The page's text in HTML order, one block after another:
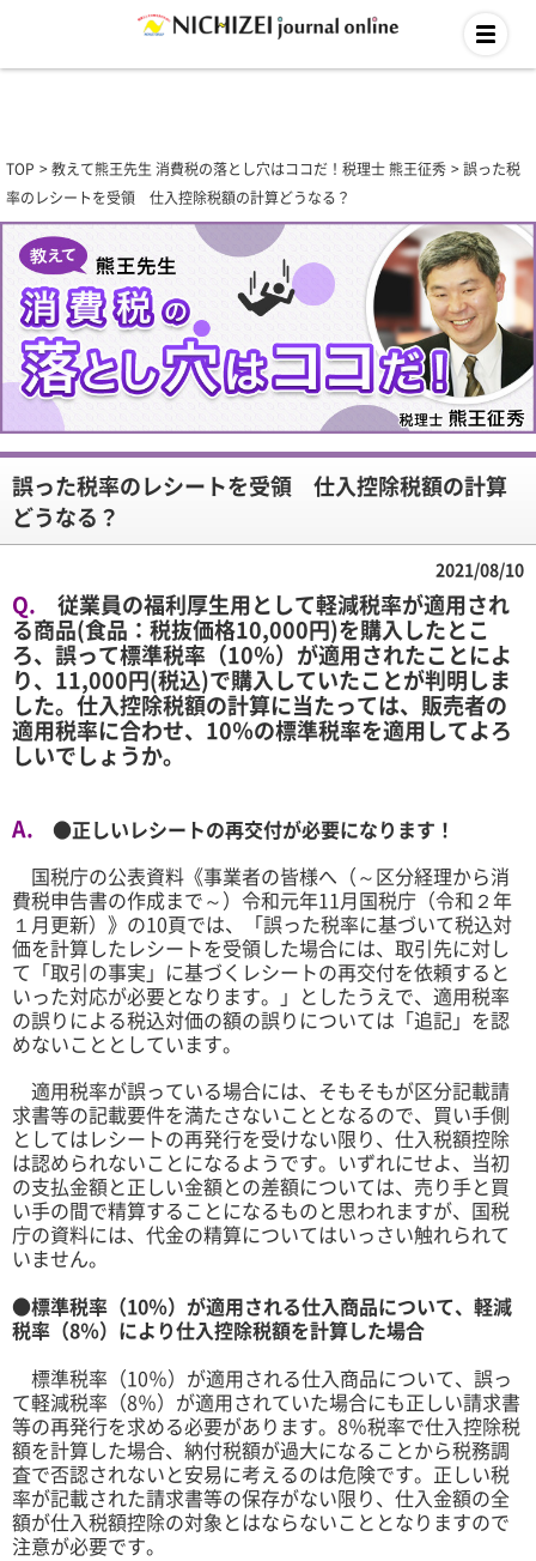
TOP 教えて熊王先生 消費税の落とし穴はココだ！税理士 熊王征秀
誤った税
率のレシートを受領 仕入控除税額の計算どうなる？
誤った税率のレシートを受領 仕入控除税額の計算
どうなる？
2021/08/10
Q. 従業員の福利厚生用として軽減税率が適用され
る商品(食品：税抜価格10,000円)を購入したとこ
ろ、誤って標準税率（10％）が適用されたことによ
り、 11,000円(税込)で購入していたことが判明しま
した。仕入控除税額の計算に当たっては、販売者の
適用税率に合わせ、 10％の標準税率を適用してよろ
しいでしょうか。
A. ●正しいレシートの再交付が必要になります！
国税庁の公表資料《事業者の皆様へ（～区分経理から消
費税申告書の作成まで～）令和元年11月国税庁（令和２年
１月更新）》の10頁では、「誤った税率に基づいて税込対
価を計算したレシートを受領した場合には、取引先に対し
て「取引の事実」に基づくレシートの再交付を依頼すると
いった対応が必要となります。」としたうえで、適用税率
の誤りによる税込対価の額の誤りについては「追記」を認
めないこととしています。
適用税率が誤っている場合には、そもそもが区分記載請
求書等の記載要件を満たさないこととなるので、買い手側
としてはレシートの再発行を受けない限り、仕入税額控除
は認められないことになるようです。いずれにせよ、当初
の支払金額と正しい金額との差額については、売り手と買
い手の間で精算することになるものと思われますが、国税
庁の資料には、代金の精算についてはいっさい触れられて
いません。
●標準税率（10％）が適用される仕入商品について、軽減
税率（8％）により仕入控除税額を計算した場合
標準税率（10％）が適用される仕入商品について、誤っ
て軽減税率（8％）が適用されていた場合にも正しい請求書
等の再発行を求める必要があります。 8％税率で仕入控除税
額を計算した場合、納付税額が過大になることから税務調
査で否認されないと安易に考えるのは危険です。正しい税
率が記載された請求書等の保存がない限り、仕入金額の全
額が仕入税額控除の対象とはならないこととなりますので
注意が必要です。